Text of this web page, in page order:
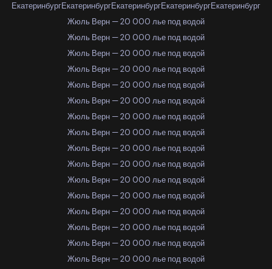
ЕкатеринбургЕкатеринбургЕкатеринбургЕкатеринбургЕкатеринбург
Жюль Верн — 20 000 лье под водой
Жюль Верн — 20 000 лье под водой
Жюль Верн — 20 000 лье под водой
Жюль Верн — 20 000 лье под водой
Жюль Верн — 20 000 лье под водой
Жюль Верн — 20 000 лье под водой
Жюль Верн — 20 000 лье под водой
Жюль Верн — 20 000 лье под водой
Жюль Верн — 20 000 лье под водой
Жюль Верн — 20 000 лье под водой
Жюль Верн — 20 000 лье под водой
Жюль Верн — 20 000 лье под водой
Жюль Верн — 20 000 лье под водой
Жюль Верн — 20 000 лье под водой
Жюль Верн — 20 000 лье под водой
Жюль Верн — 20 000 лье под водой